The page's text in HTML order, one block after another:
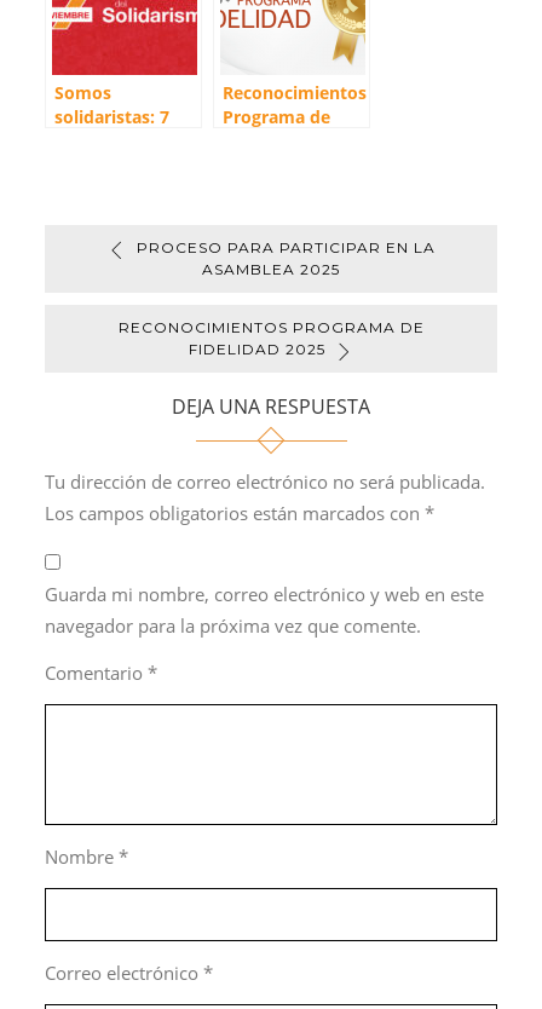
Somos
solidaristas: 7
Reconocimientos
Programa de
PROCESO PARA PARTICIPAR EN LA
ASAMBLEA 2025
RECONOCIMIENTOS PROGRAMA DE
FIDELIDAD 2025
DEJA UNA RESPUESTA
Tu dirección de correo electrónico no será publicada.
Los campos obligatorios están marcados con*
Guarda mi nombre, correo electrónico y web en este
navegador para la próxima vez que comente.
Comentario*
Nombre*
Correo electrónico*